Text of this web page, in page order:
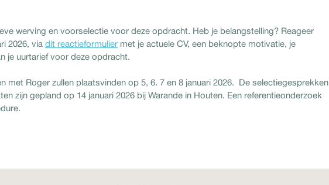
werving en voorselectie voor deze opdracht. Heb je belangstelling? Reageer
2026, via dit reactieformulier met je actuele CV, een beknopte motivatie, je
je uurtarief voor deze opdracht.
met Roger zullen plaatsvinden op 5, 6. 7 en 8 januari 2026. De selectiegesprekken
zijn gepland op 14 januari 2026 bij Warande in Houten. Een referentieonderzoek